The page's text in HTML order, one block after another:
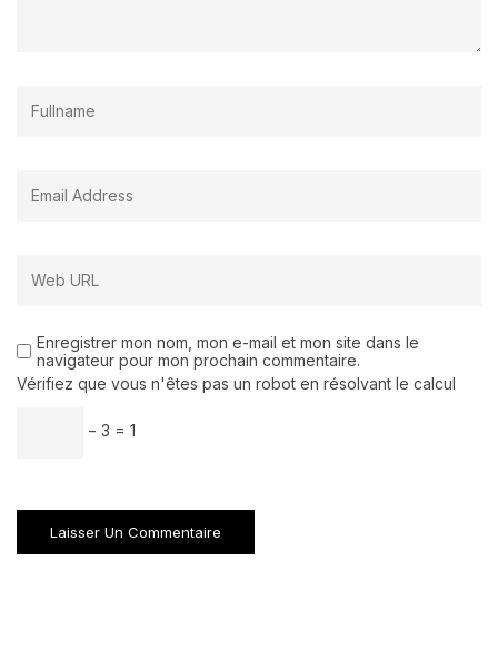
Enregistrer mon nom, mon e-mail et mon site dans le
navigateur pour mon prochain commentaire.
Vérifiez que vous n'êtes pas un robot en résolvant le calcul
− 3 = 1